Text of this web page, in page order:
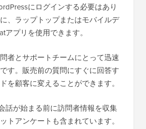
にログインする必要はあり
、ラップトップまたはモバイルデ
アプリを使用できます。
者とサポートチームにとって迅速
す。販売前の質問にすぐに回答す
を顧客に変えることができます。
話が始まる前に訪問者情報を収集
トアンケートも含まれています。